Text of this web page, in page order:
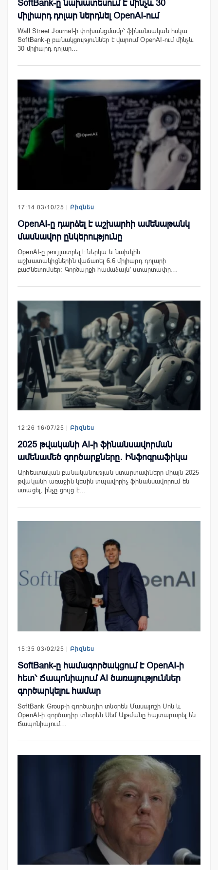
SoftBank-ը նախատեսում է մինչև 30
միլիարդ դոլար ներդնել OpenAI-ում
Wall Street Journal-ի փոխանցմամբ՝ ֆինանսական հսկա
SoftBank-ը բանակցություններ է վարում OpenAI-ում մինչև
30 միլիարդ դոլար…
17:14 03/10/25 | Բիզնես
OpenAI-ը դարձել է աշխարհի ամենաթանկ
մասնավոր ընկերությունը
OpenAI-ը թույլատրել է ներկա և նախկին
աշխատակիցներին վաճառել 6.6 միլիարդ դոլարի
բաժնետոմսեր: Գործարքի համաձայն՝ ստարտափը…
12:26 16/07/25 | Բիզնես
2025 թվականի AI-ի ֆինանսավորման
ամենամեծ գործարքները․ Ինֆոգրաֆիկա
Արհեստական բանականության ստարտափները միայն 2025
թվականի առաջին կեսին տպավորիչ ֆինանսավորում են
ստացել, ինչը ցույց է…
15:35 03/02/25 | Բիզնես
SoftBank-ը համագործակցում է OpenAI-ի
հետ՝ Ճապոնիայում AI ծառայություններ
գործարկելու համար
SoftBank Group-ի գործադիր տնօրեն Մասայոշի Սոն և
OpenAI-ի գործադիր տնօրեն Սեմ Ալթմանը հայտարարել են
Ճապոնիայում…